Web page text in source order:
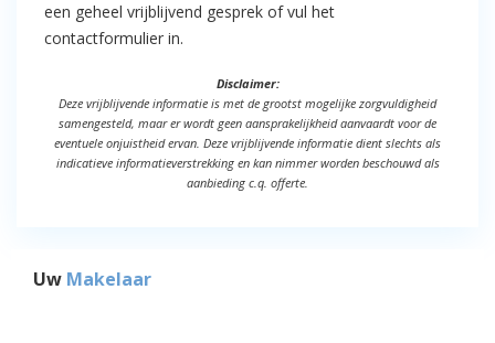
een geheel vrijblijvend gesprek of vul het
contactformulier in.
Disclaimer:
Deze vrijblijvende informatie is met de grootst mogelijke zorgvuldigheid
samengesteld, maar er wordt geen aansprakelijkheid aanvaardt voor de
eventuele onjuistheid ervan. Deze vrijblijvende informatie dient slechts als
indicatieve informatieverstrekking en kan nimmer worden beschouwd als
aanbieding c.q. offerte.
Uw Makelaar